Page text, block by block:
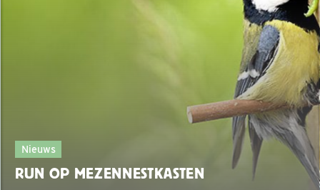
Nieuws
RUN OP MEZENNESTKASTEN